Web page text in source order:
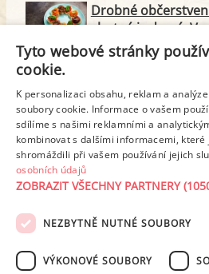
Drobné
chutné i zdravé.
recepty
Připravte na
Červená řepa: Jak
mikroživin i na
PODMÍNKY UŽITÍ ZÁSADY OCHRANY
Tyto webové stránky
cookie.
K personalizaci obsahu, reklam a
soubory cookie. Informace o vašem
sdílíme s našimi reklamními a
kombinovat s dalšími informacemi,
shromáždili při vašem používání jejich
osobních údajů
ZOBRAZIT VŠECHNY PARTNERY
NEZBYTNĚ NUTNÉ SOUBORY
VÝKONOVÉ SOUBORY